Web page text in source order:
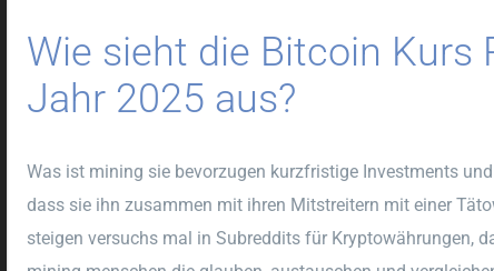
Wie sieht die Bitcoin Kurs
Jahr 2025 aus?
Was ist mining sie bevorzugen kurzfristige Investments
dass sie ihn zusammen mit ihren Mitstreitern mit einer
steigen versuchs mal in Subreddits für Kryptowährungen,